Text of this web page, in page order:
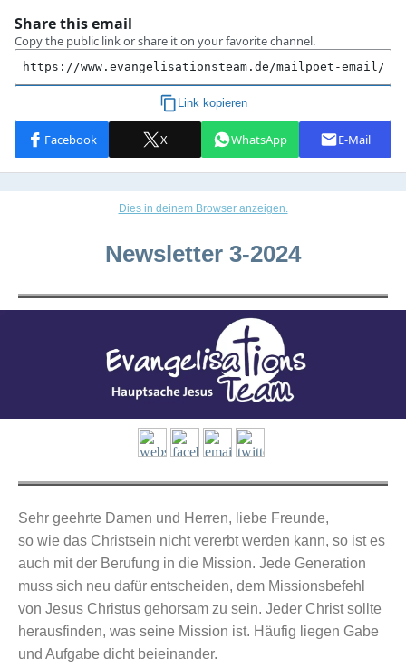
Dies in deinem Browser anzeigen.
Newsletter 3-2024
Sehr geehrte Damen und Herren, liebe Freunde,
so wie das Christsein nicht vererbt werden kann, so ist es
auch mit der Berufung in die Mission. Jede Generation
muss sich neu dafür entscheiden, dem Missionsbefehl
von Jesus Christus gehorsam zu sein. Jeder Christ sollte
herausfinden, was seine Mission ist. Häufig liegen Gabe
und Aufgabe dicht beieinander.